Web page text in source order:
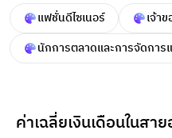
แฟชั่นดีไซเนอร์
เจ้า
นักการตลาดและการจัดการ
ค่าเฉลี่ยเงินเดือนในสา